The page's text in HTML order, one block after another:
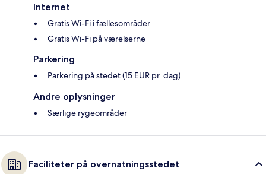
Internet
Gratis Wi-Fi i fællesområder
Gratis Wi-Fi på værelserne
Parkering
Parkering på stedet (15 EUR pr. dag)
Andre oplysninger
Særlige rygeområder
Faciliteter på overnatningsstedet